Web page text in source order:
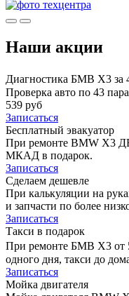
Наши акции
Диагностика БМВ Х3 за
Проверка авто по 43
539 руб
Записаться
Бесплатный эвакуатор
При ремонте BMW X3
МКАД в подарок.
Записаться
Сделаем дешевле
При калькуляции на
и запчасти по более
Записаться
Такси в подарок
При ремонте БМВ Х3 от
одного дня, такси до
Записаться
Мойка двигателя